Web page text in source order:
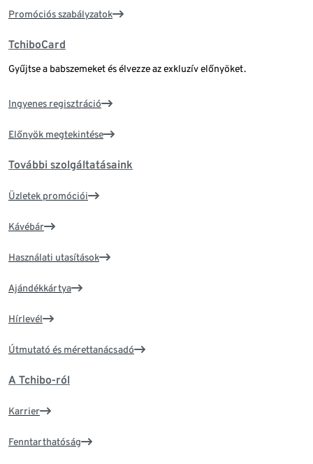
Promóciós szabályzatok
TchiboCard
Gyűjtse a babszemeket és élvezze az exkluzív előnyöket.
Ingyenes regisztráció
Előnyök megtekintése
További szolgáltatásaink
Üzletek promóciói
Kávébár
Használati utasítások
Ajándékkártya
Hírlevél
Útmutató és mérettanácsadó
A Tchibo-ról
Karrier
Fenntarthatóság